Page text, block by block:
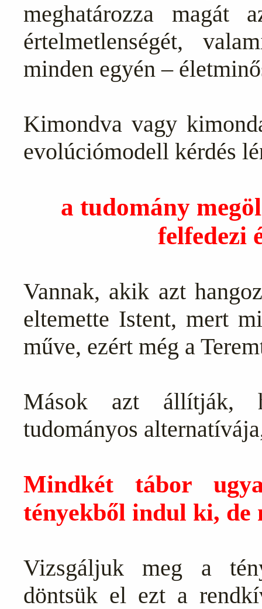
meghatározza magát
értelmetlenségét,
minden egyén –
Kimondva vagy
evolúciómodell kérdés
a tudomány
felfedezi
Vannak, akik azt
eltemette Istent, mert
műve, ezért még a
Mások azt állítják,
tudományos
Mindkét tábor
tényekből indul ki, de
Vizsgáljuk meg a
döntsük el ezt a